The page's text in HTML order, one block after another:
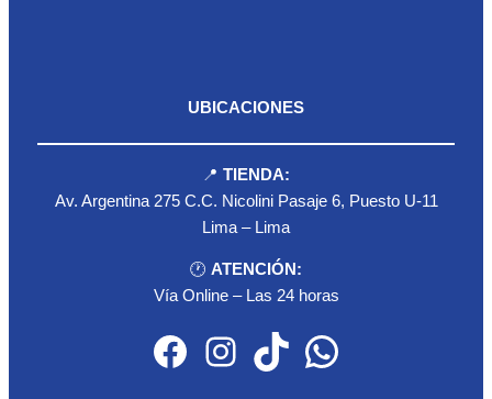
UBICACIONES
📍 TIENDA:
Av. Argentina 275 C.C. Nicolini Pasaje 6, Puesto U-11
Lima – Lima
🕐 ATENCIÓN:
Vía Online – Las 24 horas
Facebook Instagram TikTok WhatsApp